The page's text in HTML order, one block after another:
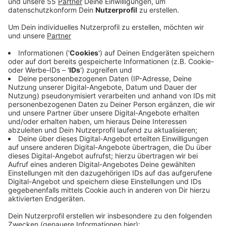
Anzeige
Dann bekommen Eltern immer samstags, sonntags
oder an Feiertagen zwischen 10 und 22 Uhr online eine
erste Meinung vom Arzt. Seit dem Jahreswechsel
2022/23 gab es die Videosprechstunde immer mal
wieder über Feier- und Brückentage. Das Ziel war, die
Kinderarzt- und Notdienstpraxen zu entlasten. Das hat
gut geklappt, sagt die KVNO. Fast der Hälfte der rund
5.000 Anrufer konnte per Video geholfen werden. Nur
jedem achten Patienten wurde geraten, in die
Kindernotdienstpraxis zu gehen. Die
Videosprechstunde kannkostenlosüber die 116 117
angefragt werden. Nötig sei nur eine stabile
ruhiges Plätzchen, so die Kassenärztliche Vereinigung.